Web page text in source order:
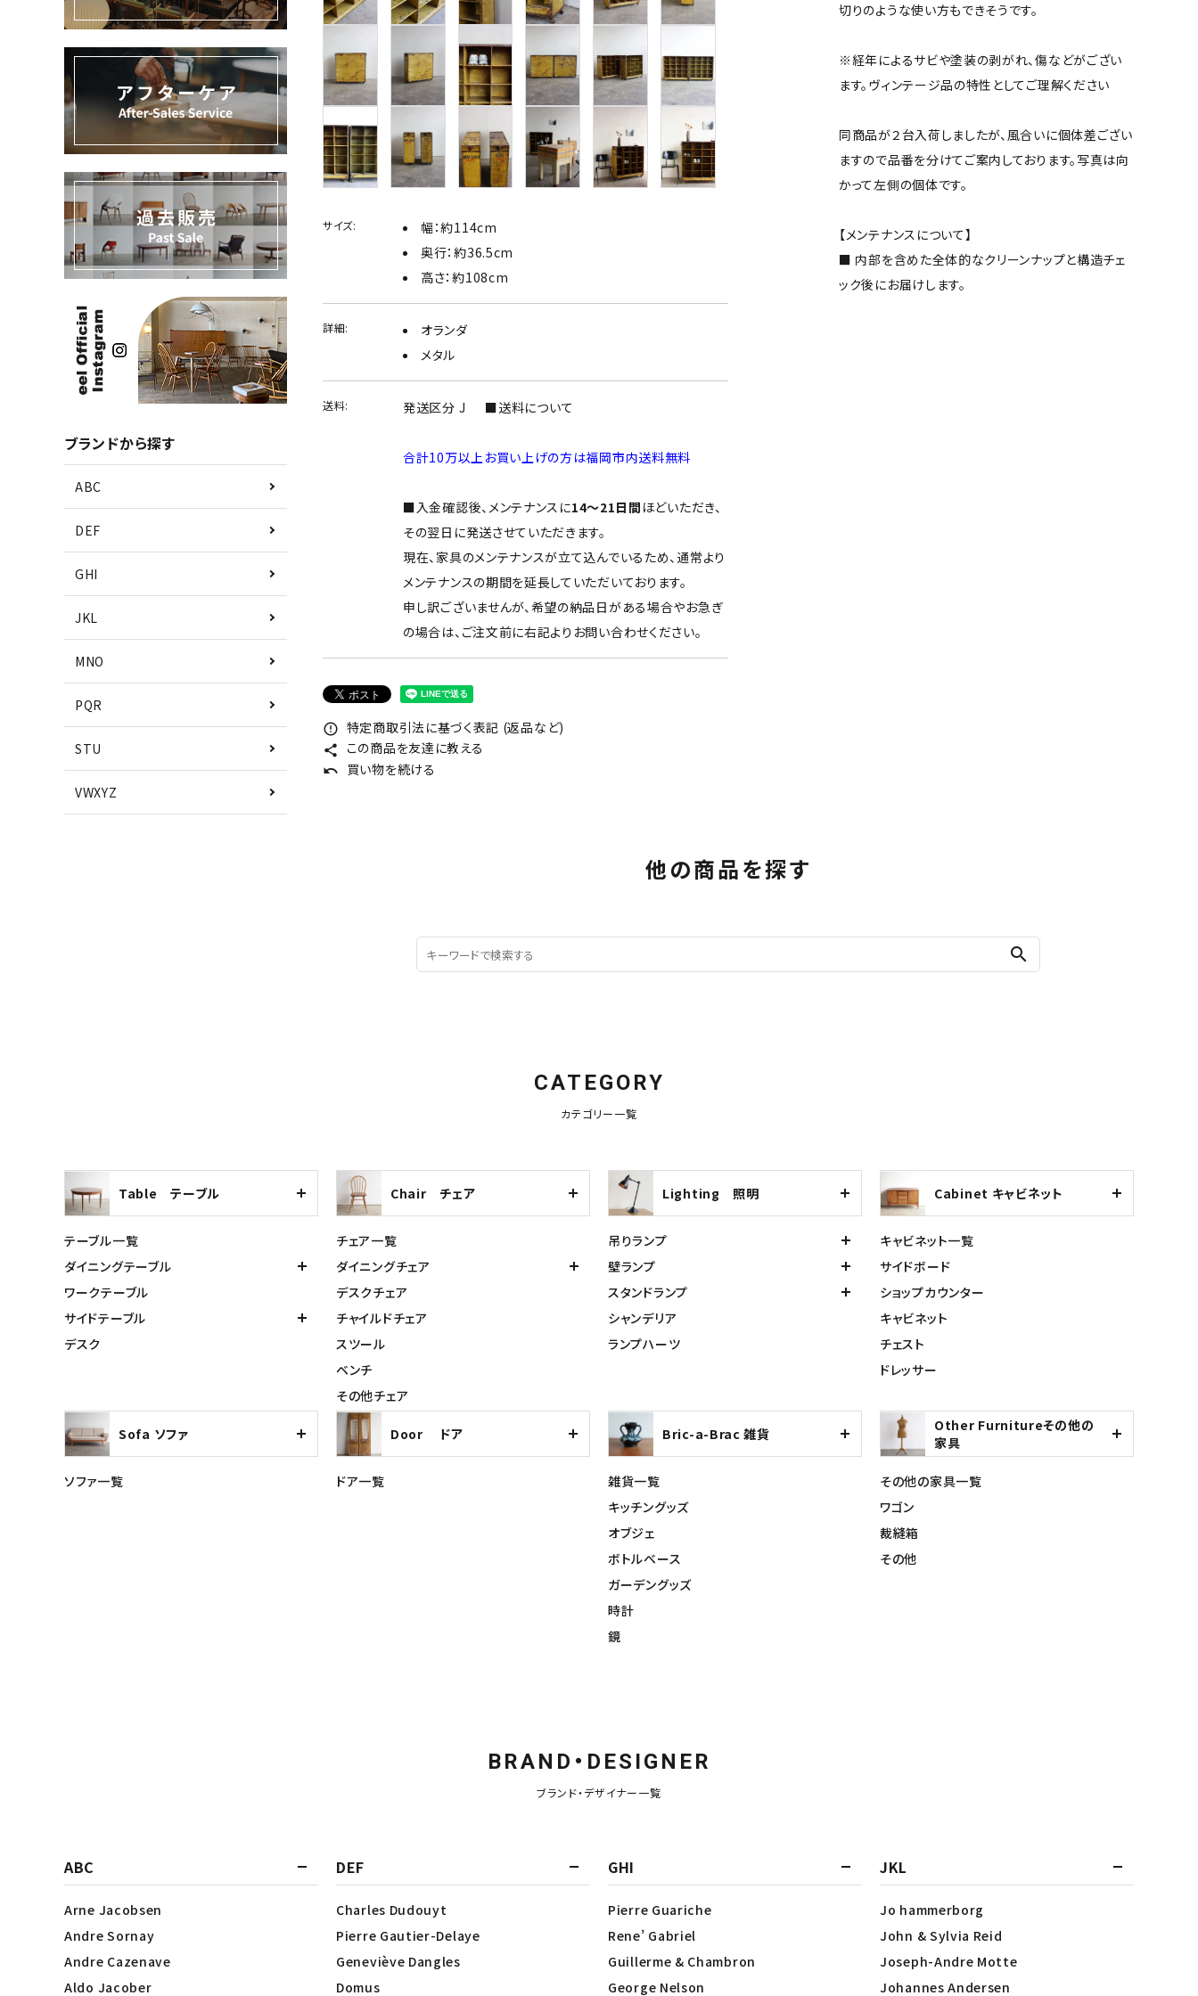
ACCOUNT MENU
ようこそ ゲスト 様
ログイン person 新規会員登録
サイズ:
幅：約114cm
奥行：約36.5cm
高さ：約108cm
詳細:
オランダ
メタル
送料: 発送区分 J ■送料について
合計10万以上お買い上げの方は福岡市内送料無料
■入金確認後、メンテナンスに14～21日間 ほどいただき、
その翌日に発送させていただきます。
現在、家具のメンテナンスが立て込んでいるため、通常より
メンテナンスの期間を延長していただいております。
申し訳ございませんが、希望の納品日がある場合やお急ぎ
の場合は、ご注文前に右記よりお問い合わせください。
error_outline 特定商取引法に基づく表記 (返品など)
share この商品を友達に教える
undo 買い物を続ける
切りのような使い方もできそうです。
※経年によるサビや塗装の剥がれ、傷などがござい
ます。ヴィンテージ品の特性としてご理解ください
同商品が２台入荷しましたが、風合いに個体差ござい
ますので品番を分けてご案内しております。写真は向
かって左側の個体です。
【メンテナンスについて】
■ 内部を含めた全体的なクリーンナップと構造チェ
ック後にお届けします。
他の商品を探す
search
ブランドから探す
ABC
DEF
GHI
JKL
MNO
PQR
STU
VWXYZ
CATEGORY
カテゴリー一覧
Table テーブル
テーブル一覧
ダイニングテーブル
ワークテーブル
サイドテーブル
デスク
Chair チェア
チェア一覧
ダイニングチェア
デスクチェア
チャイルドチェア
スツール
ベンチ
その他チェア
Lighting 照明
吊りランプ
壁ランプ
スタンドランプ
シャンデリア
ランプハーツ
Cabinet キャビネット
キャビネット一覧
サイドボード
ショップカウンター
キャビネット
チェスト
ドレッサー
Sofa ソファ
ソファ一覧
Door ドア
ドア一覧
Bric-a-Brac 雑貨
雑貨一覧
キッチングッズ
オブジェ
ボトルベース
ガーデングッズ
時計
鏡
Other Furnitureその他の
家具
その他の家具一覧
ワゴン
裁縫箱
その他
BRAND・DESIGNER
ブランド・デザイナー一覧
ABC
Arne Jacobsen
Andre Sornay
Andre Cazenave
Aldo Jacober
DEF
Charles Dudouyt
Pierre Gautier-Delaye
Geneviève Dangles
Domus
GHI
Pierre Guariche
Rene’ Gabriel
Guillerme & Chambron
George Nelson
JKL
Jo hammerborg
John & Sylvia Reid
Joseph-Andre Motte
Johannes Andersen